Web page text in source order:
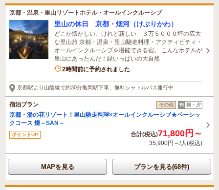
京都・温泉・里山リゾートホテル・オールインクルーシブ
里山の休日 京都・烟河（けぶりかわ）
どこか懐かしい、けれど新しい－３万５０００坪の広大
な里山旅 京都・温泉・里山馳走料理・アクティビティ・
オールインクルーシブを堪能できる宿。 こんなホテルが
里山にあったんだ！緑いっぱいの大自然
2名がこの宿を見ています
2時間前に予約されました
京都駅より山陰線で約30分亀岡駅下車、無料シャトルバス運行中
宿泊プラン その他 朝・夕
京都・湯の花リゾート！里山馳走料理×オールインクルーシブ★ベーシッ
クコース 燦－SAN－
ポイントUP 合計(税込)71,800円～
35,900円～/人(税込)
MAPを見る プランを見る(68件)